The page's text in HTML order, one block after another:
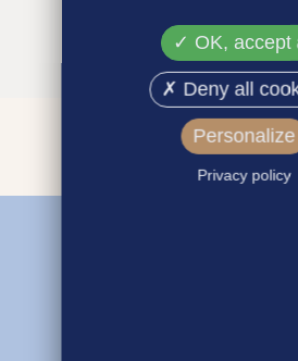
OK, accept
Deny all
Personalize
Privacy policy